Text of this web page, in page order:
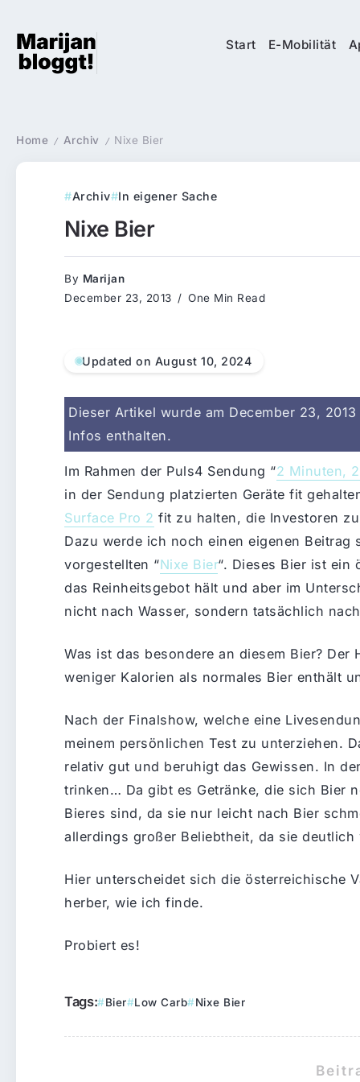
Start E-Mobilität
Home / Archiv / Nixe Bier
Archiv In eigener Sache
Nixe Bier
By Marijan
December 23, 2013
One Min Read
Updated on August 10, 2024
Dieser Artikel wurde am December 23,
Infos enthalten.
Im Rahmen der Puls4 Sendung “2 Minuten,
in der Sendung platzierten Geräte fit
Surface Pro 2 fit zu halten, die Investoren
Dazu werde ich noch einen eigenen
vorgestellten “Nixe Bier“. Dieses Bier ist ein
das Reinheitsgebot hält und aber im
nicht nach Wasser, sondern tatsächlich
Was ist das besondere an diesem Bier?
weniger Kalorien als normales Bier enthält
Nach der Finalshow, welche eine
meinem persönlichen Test zu unterziehen.
relativ gut und beruhigt das Gewissen. In
trinken… Da gibt es Getränke, die sich Bier
Bieres sind, da sie nur leicht nach Bier
allerdings großer Beliebtheit, da sie
Hier unterscheidet sich die österreichische
herber, wie ich finde.
Probiert es!
Tags: Bier Low Carb Nixe Bier